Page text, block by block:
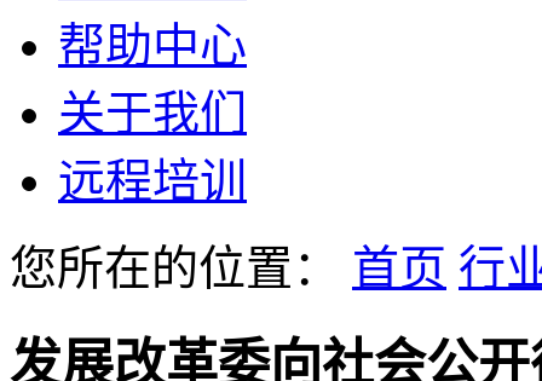
帮助中心
关于我们
远程培训
您所在的位置： 首页 行
发展改革委向社会公